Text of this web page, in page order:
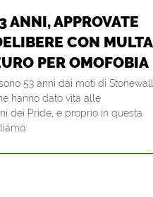
ANNI, APPROVATE
CON MULTA
PER OMOFOBIA
53 anni dai moti di Stonewall
hanno dato vita alle
dei Pride, e proprio in questa